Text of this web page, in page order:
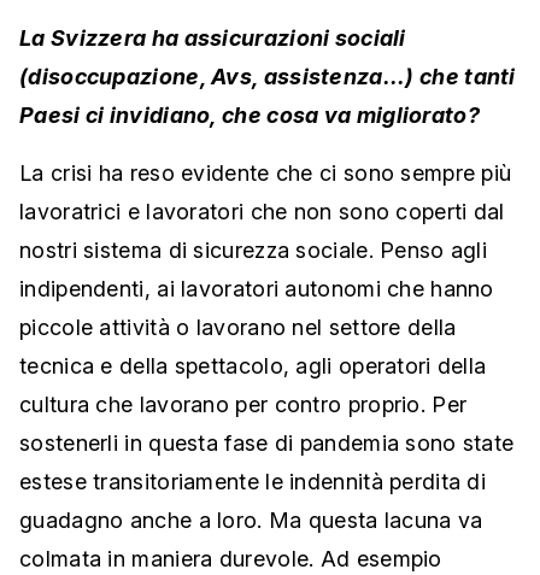
La Svizzera ha assicurazioni sociali
(disoccupazione, Avs, assistenza...) che tanti
Paesi ci invidiano, che cosa va migliorato?
La crisi ha reso evidente che ci sono sempre più
lavoratrici e lavoratori che non sono coperti dal
nostri sistema di sicurezza sociale. Penso agli
indipendenti, ai lavoratori autonomi che hanno
piccole attività o lavorano nel settore della
tecnica e della spettacolo, agli operatori della
cultura che lavorano per contro proprio. Per
sostenerli in questa fase di pandemia sono state
estese transitoriamente le indennità perdita di
guadagno anche a loro. Ma questa lacuna va
colmata in maniera durevole. Ad esempio